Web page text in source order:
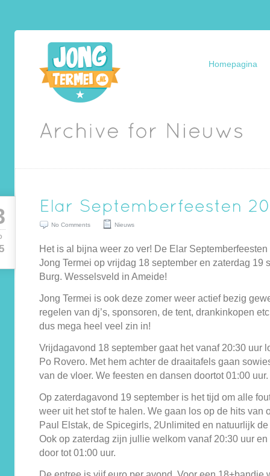
Homepagina
No Comments Nieuws
Het is al bijna weer zo ver! De Elar
Jong Termei op vrijdag 18 september en zaterdag 19
Burg. Wesselsveld in Ameide!
Jong Termei is ook deze zomer weer actief bezig
regelen van dj’s, sponsoren, de tent, drankinkopen
dus mega heel veel zin in!
Vrijdagavond 18 september gaat het vanaf 20:30 uur
Po Rovero. Met hem achter de draaitafels gaan
van de vloer. We feesten en dansen doortot 01:00 uur.
Op zaterdagavond 19 september is het tijd om alle
weer uit het stof te halen. We gaan los op de hits van
Paul Elstak, de Spicegirls, 2Unlimited en natuurlijk
Ook op zaterdag zijn jullie welkom vanaf 20:30 uur
door tot 01:00 uur.